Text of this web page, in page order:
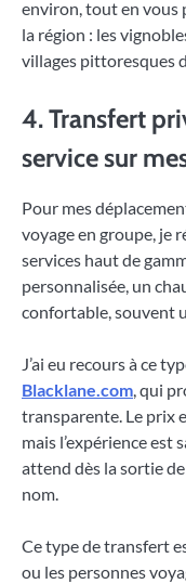
environ, tout en vous
la région : les
villages pittoresques
4. Transfert
service sur
Pour mes
voyage en groupe, je
services haut de
personnalisée, un
confortable, souvent
J’ai eu recours à ce
Blacklane.com, qui
transparente. Le prix
mais l’expérience est
attend dès la sortie
nom.
Ce type de transfert
ou les personnes